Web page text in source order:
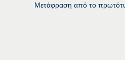
Μετάφραση από το